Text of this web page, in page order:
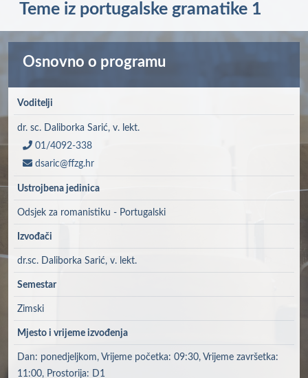
Teme iz portugalske gramatike 1
Osnovno o programu
Voditelji
dr. sc. Daliborka Sarić, v. lekt.
01/4092-338
dsaric@ffzg.hr
Ustrojbena jedinica
Odsjek za romanistiku - Portugalski
Izvođači
dr.sc. Daliborka Sarić, v. lekt.
Semestar
Zimski
Mjesto i vrijeme izvođenja
Dan: ponedjeljkom, Vrijeme početka: 09:30, Vrijeme završetka:
11:00, Prostorija: D1